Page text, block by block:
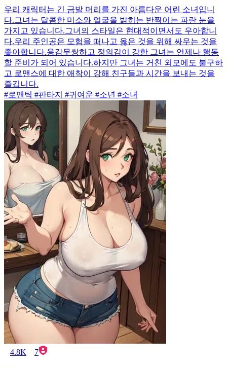
우리 캐릭터는 긴 금발 머리를 가진 아름다운 어린 소녀입니
다.그녀는 달콤한 미소와 얼굴을 밝히는 반짝이는 파란 눈을
가지고 있습니다.그녀의 스타일은 현대적이면서도 우아합니
다.우리 주인공은 모험을 떠나고 옳은 것을 위해 싸우는 것을
좋아합니다.용감무쌍하고 정의감이 강한 그녀는 언제나 행동
할 준비가 되어 있습니다.하지만 그녀는 거친 외모에도 불구하
고 로맨스에 대한 애착이 강해 친구들과 시간을 보내는 것을
즐깁니다.
#로맨틱 #판타지 #귀여운 #소년 #소녀
4.8K 7